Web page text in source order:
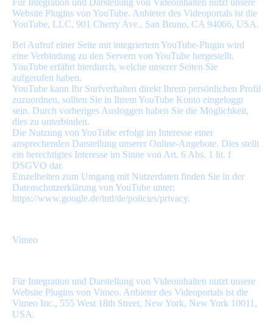
Für Integration und Darstellung von Videoinhalten nutzt unsere
Website Plugins von YouTube. Anbieter des Videoportals ist die
YouTube, LLC, 901 Cherry Ave., San Bruno, CA 94066, USA.
Bei Aufruf einer Seite mit integriertem YouTube-Plugin wird
eine Verbindung zu den Servern von YouTube hergestellt.
YouTube erfährt hierdurch, welche unserer Seiten Sie
aufgerufen haben.
YouTube kann Ihr Surfverhalten direkt Ihrem persönlichen Profil
zuzuordnen, sollten Sie in Ihrem YouTube Konto eingeloggt
sein. Durch vorheriges Ausloggen haben Sie die Möglichkeit,
dies zu unterbinden.
Die Nutzung von YouTube erfolgt im Interesse einer
ansprechenden Darstellung unserer Online-Angebote. Dies stellt
ein berechtigtes Interesse im Sinne von Art. 6 Abs. 1 lit. f
DSGVO dar.
Einzelheiten zum Umgang mit Nutzerdaten finden Sie in der
Datenschutzerklärung von YouTube unter:
https://www.google.de/intl/de/policies/privacy.
Vimeo
Für Integration und Darstellung von Videoinhalten nutzt unsere
Website Plugins von Vimeo. Anbieter des Videoportals ist die
Vimeo Inc., 555 West 18th Street, New York, New York 10011,
USA.